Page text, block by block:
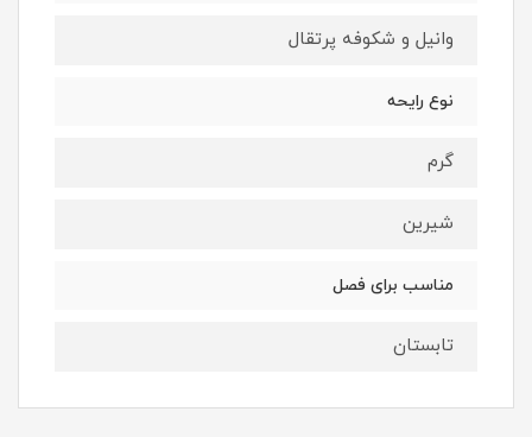
وانیل و شکوفه پرتقال
نوع رایحه
گرم
شیرین
مناسب برای فصل
تابستان